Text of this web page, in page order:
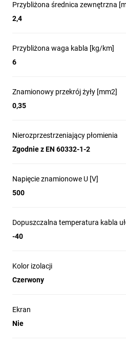
Przybliżona średnica zewnętrzna
2,4
Przybliżona waga kabla [kg/km]
6
Znamionowy przekrój żyły [mm2]
0,35
Nierozprzestrzeniający płomienia
Zgodnie z EN 60332-1-2
Napięcie znamionowe U [V]
500
Dopuszczalna temperatura kabla
-40
Kolor izolacji
Czerwony
Ekran
Nie